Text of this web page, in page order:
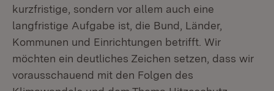
kurzfristige, sondern vor allem auch eine
langfristige Aufgabe ist, die Bund, Länder,
Kommunen und Einrichtungen betrifft. Wir
möchten ein deutliches Zeichen setzen, dass wir
vorausschauend mit den Folgen des